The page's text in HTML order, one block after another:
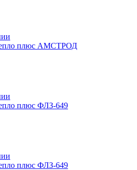
плюс АМСТРОД
плюс ФЛЗ-649
плюс ФЛЗ-649